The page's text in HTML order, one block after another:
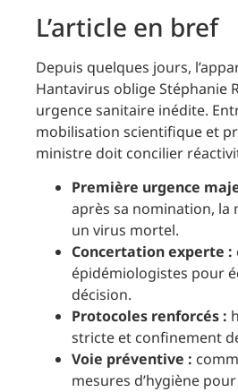
L’article en bref
Depuis quelques jours,
Hantavirus oblige Stéphanie
urgence sanitaire inédite.
mobilisation scientifique et
ministre doit concilier
Première urgence
après sa nomination, la
un virus mortel.
Concertation experte :
épidémiologistes pour
décision.
Protocoles renforcés :
stricte et confinement
Voie préventive :
mesures d’hygiène